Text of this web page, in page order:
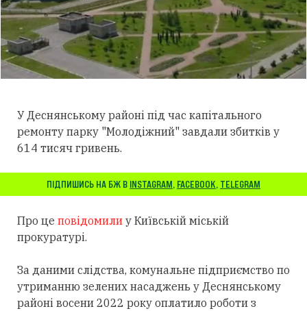
У Деснянському районі під час капітального
ремонту парку "Молодіжний" завдали збитків у
614 тисяч гривень.
ПІДПИШИСЬ НА БЖ В INSTAGRAM, FACEBOOK, TELEGRAM
Про це повідомили у Київській міській
прокуратурі.
За даними слідства, комунальне підприємство по
утриманню зелених насаджень у Деснянському
районі восени 2022 року оплатило роботи з